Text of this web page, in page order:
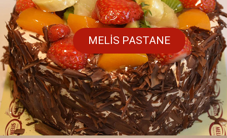
MELİS PASTANE